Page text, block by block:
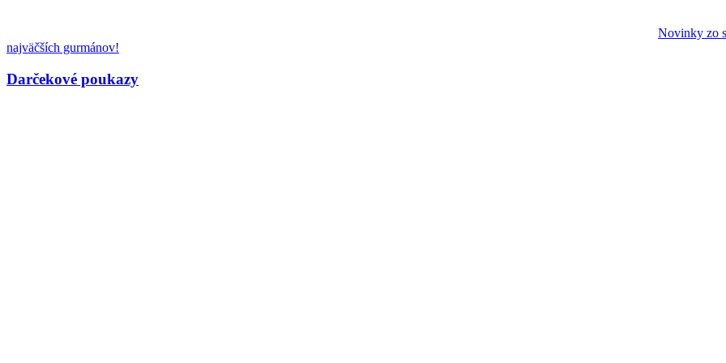
Novinky zo
najväčších gurmánov!
Darčekové poukazy